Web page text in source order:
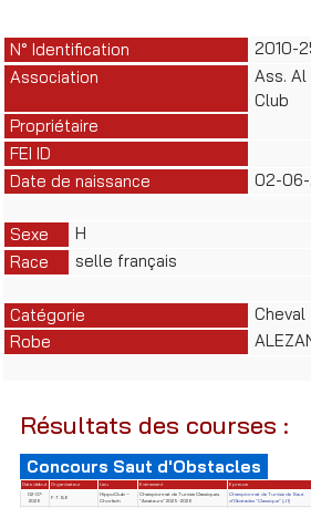
N° Identification
2010-
Association
Ass. Al
Club
Propriétaire
FEI ID
Date de naissance
02-06-
Sexe
H
Race
selle français
Catégorie
Cheval
Robe
Résultats des courses :
Concours Saut d'Obstacles
Date début Organisateur Lieu Evènement Epreuve
02-07-
2026
F.T.S.E
HippoClub –
Chorfech
Championnat de Tunisie Classiques
"Amateurs" 2025-2026
Championnat de Tunisie de Saut
d'Obstacles "Classique" (J1)